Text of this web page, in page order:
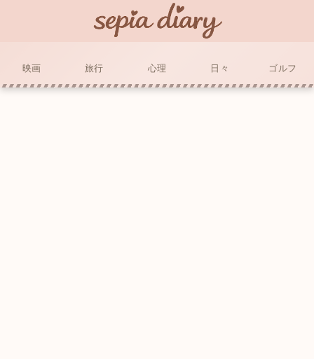
映画 旅行 心理 日々 ゴルフ